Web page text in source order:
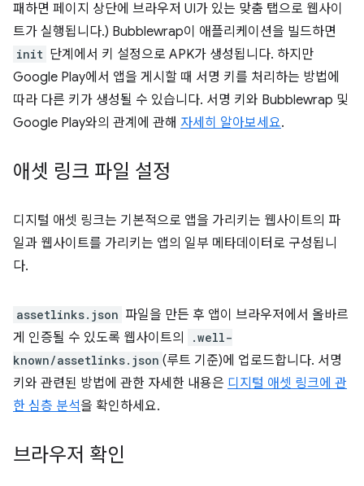
패하면 페이지 상단에 브라우저 UI가 있는 맞춤 탭으로 웹사이
트가 실행됩니다.) Bubblewrap이 애플리케이션을 빌드하면
init 단계에서 키 설정으로 APK가 생성됩니다. 하지만
Google Play에서 앱을 게시할 때 서명 키를 처리하는 방법에
따라 다른 키가 생성될 수 있습니다. 서명 키와 Bubblewrap 및
Google Play와의 관계에 관해 자세히 알아보세요.
애셋 링크 파일 설정
디지털 애셋 링크는 기본적으로 앱을 가리키는 웹사이트의 파
일과 웹사이트를 가리키는 앱의 일부 메타데이터로 구성됩니
다.
assetlinks.json 파일을 만든 후 앱이 브라우저에서 올바르
게 인증될 수 있도록 웹사이트의
.well-
known/assetlinks.json (루트 기준)에 업로드합니다. 서명
키와 관련된 방법에 관한 자세한 내용은 디지털 애셋 링크에 관
한 심층 분석을 확인하세요.
브라우저 확인